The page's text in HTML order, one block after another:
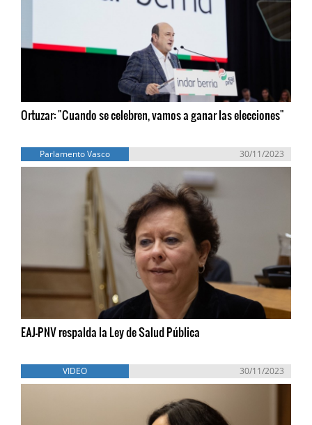
Ortuzar: "Cuando se celebren, vamos a ganar las elecciones"
Parlamento Vasco 30/11/2023
EAJ-PNV respalda la Ley de Salud Pública
VIDEO 30/11/2023